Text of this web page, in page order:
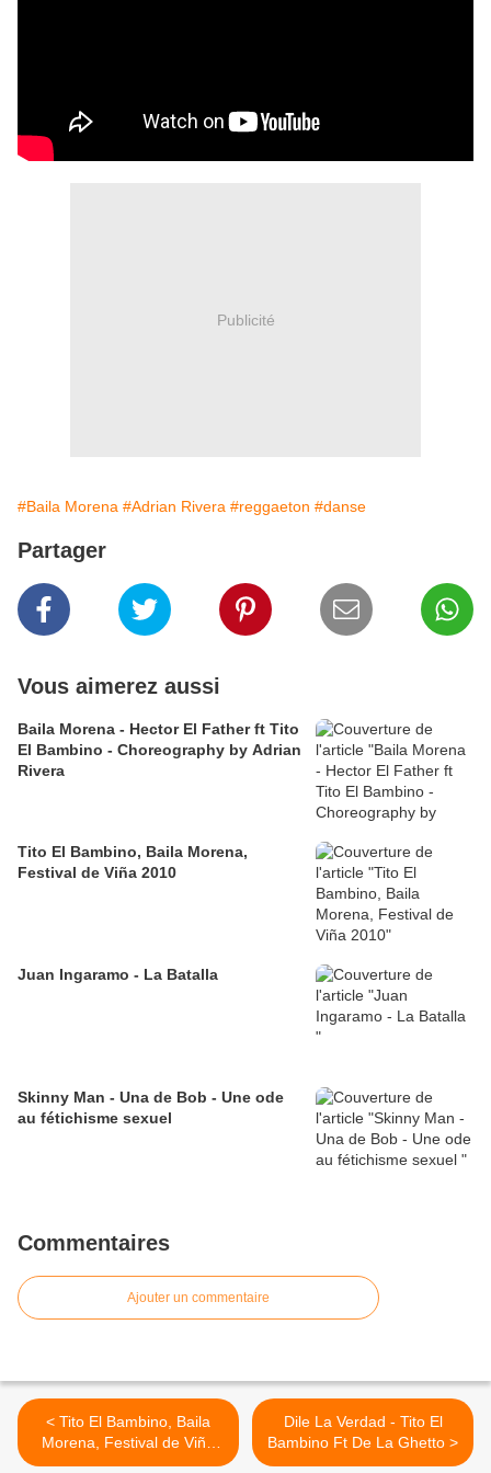
Publicité
#Baila Morena #Adrian Rivera #reggaeton #danse
Partager
Vous aimerez aussi
Baila Morena - Hector El Father ft Tito
El Bambino - Choreography by Adrian
Rivera
Tito El Bambino, Baila Morena,
Festival de Viña 2010
Juan Ingaramo - La Batalla
Skinny Man - Una de Bob - Une ode
au fétichisme sexuel
Commentaires
Ajouter un commentaire
< Tito El Bambino, Baila
Morena, Festival de Viña
2010
Dile La Verdad - Tito El
Bambino Ft De La Ghetto >